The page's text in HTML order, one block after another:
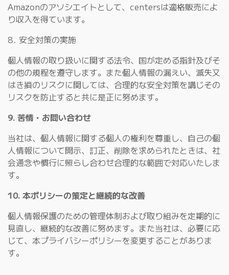
Amazonのアソシエイトとして、centersは適格販売によ
り収入を得ています。
8. 安全対策の実施
個人情報の取り扱いに関する法令、国が定める指針及びそ
の他の規程を遵守します。また個人情報の漏えい、滅失又
はき損のリスクに関しては、合理的な安全対策を講じその
リスクを防止すると共に是正に努めます。
9. 苦情・お問い合わせ
当社は、個人情報に関する個人の権利を尊重し、自己の個
人情報について開示、訂正、削除を求められたときは、社
会通念や慣行に照らし合わせ合理的な範囲で対応いたしま
す。
10. 本ポリシーの策定と継続的な改善
個人情報保護のための管理体制および取り組みを定期的に
見直し、継続的な改善に努めます。また当社は、必要に応
じて、本プライバシーポリシーを変更することがありま
す。